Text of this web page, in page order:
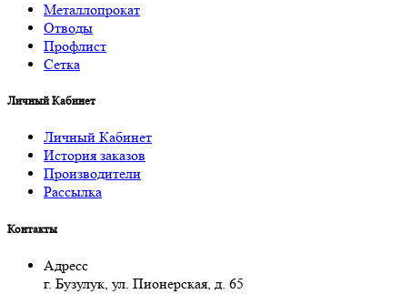
Металлопрокат
Отводы
Профлист
Сетка
Личный Кабинет
Личный Кабинет
История заказов
Производители
Рассылка
Контакты
Адресс
г. Бузулук, ул. Пионерская, д. 65